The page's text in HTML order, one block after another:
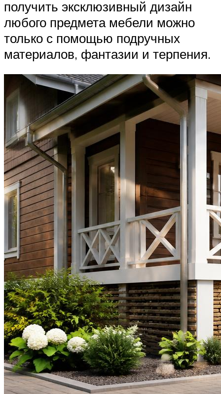
получить эксклюзивный дизайн
любого предмета мебели можно
только с помощью подручных
материалов, фантазии и терпения.